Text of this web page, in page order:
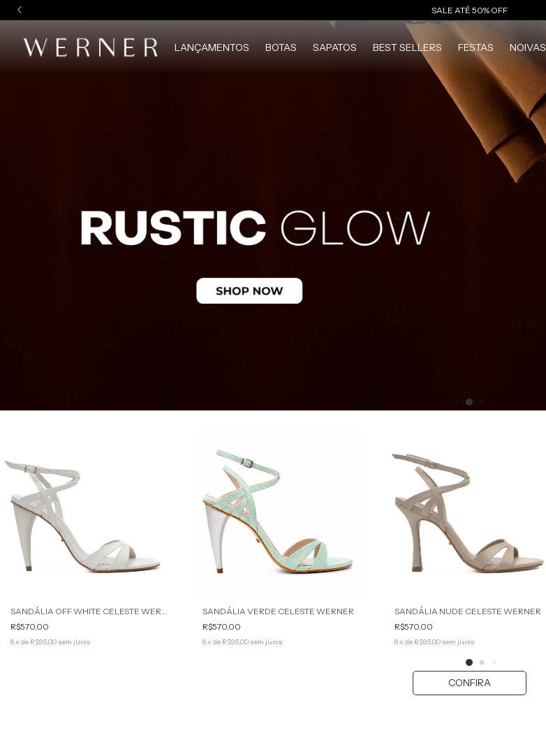
SALE ATÉ 50% OFF
LANÇAMENTOS BOTAS SAPATOS BEST SELLERS FESTAS NOIVAS
R$570,00
6x de R$95,00 sem juros
SANDÁLIA VERDE CELESTE WERNER
R$570,00
6x de R$95,00 sem juros
SANDÁLIA NUDE CELESTE WERNER
R$570,00
6x de R$95,00 sem juros
CONFIRA